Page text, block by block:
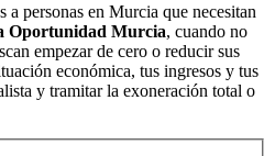
personas en Murcia que necesitan
Oportunidad Murcia, cuando no
empezar de cero o reducir sus
económica, tus ingresos y tus
y tramitar la exoneración total o